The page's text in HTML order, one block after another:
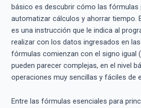
básico es descubrir cómo las fórmulas
automatizar cálculos y ahorrar tiempo.
es una instrucción que le indica al
realizar con los datos ingresados en
fórmulas comienzan con el signo igual
pueden parecer complejas, en el nivel
operaciones muy sencillas y fáciles de
Entre las fórmulas esenciales para